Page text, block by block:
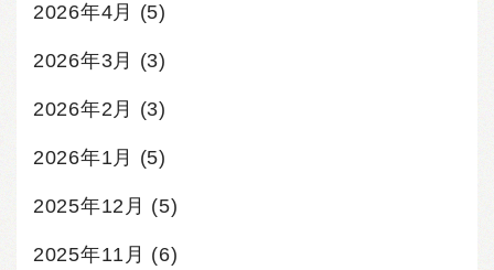
2026年4月 (5)
2026年3月 (3)
2026年2月 (3)
2026年1月 (5)
2025年12月 (5)
2025年11月 (6)